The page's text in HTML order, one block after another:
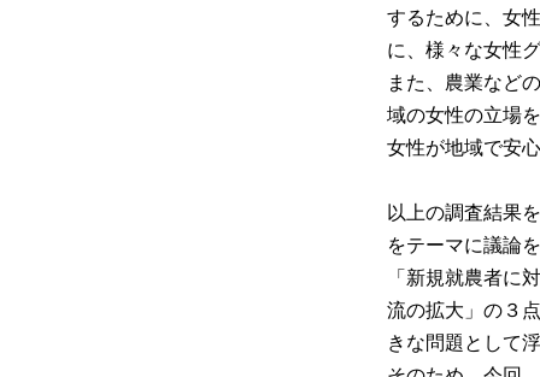
するために、女
に、様々な女性
また、農業など
域の女性の立場
女性が地域で安
以上の調査結果
をテーマに議論
「新規就農者に
流の拡大」の３
きな問題として